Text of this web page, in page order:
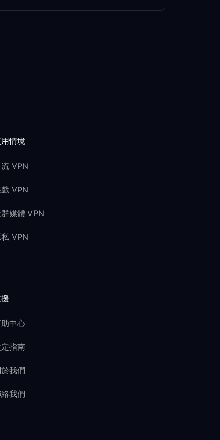
情境
VPN
VPN
媒體 VPN
VPN
中心
指南
我們
我們